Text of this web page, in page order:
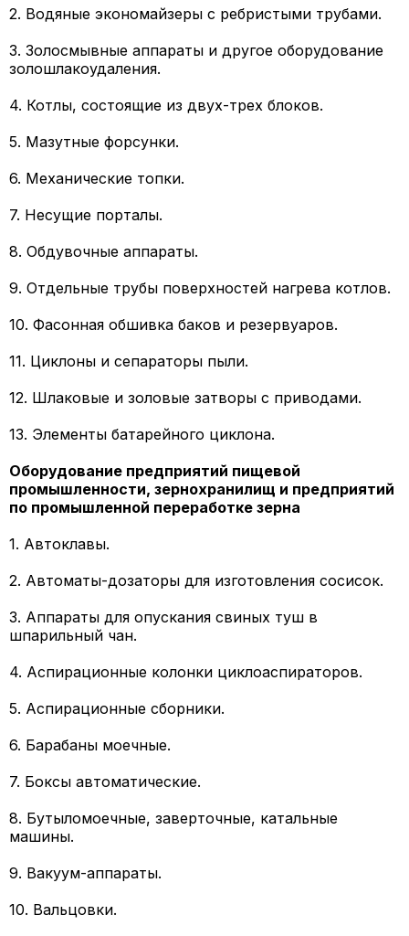
2. Водяные экономайзеры с ребристыми трубами.
3. Золосмывные аппараты и другое оборудование
золошлакоудаления.
4. Котлы, состоящие из двух-трех блоков.
5. Мазутные форсунки.
6. Механические топки.
7. Несущие порталы.
8. Обдувочные аппараты.
9. Отдельные трубы поверхностей нагрева котлов.
10. Фасонная обшивка баков и резервуаров.
11. Циклоны и сепараторы пыли.
12. Шлаковые и золовые затворы с приводами.
13. Элементы батарейного циклона.
Оборудование предприятий пищевой
промышленности, зернохранилищ и предприятий
по промышленной переработке зерна
1. Автоклавы.
2. Автоматы-дозаторы для изготовления сосисок.
3. Аппараты для опускания свиных туш в
шпарильный чан.
4. Аспирационные колонки циклоаспираторов.
5. Аспирационные сборники.
6. Барабаны моечные.
7. Боксы автоматические.
8. Бутыломоечные, заверточные, катальные
машины.
9. Вакуум-аппараты.
10. Вальцовки.